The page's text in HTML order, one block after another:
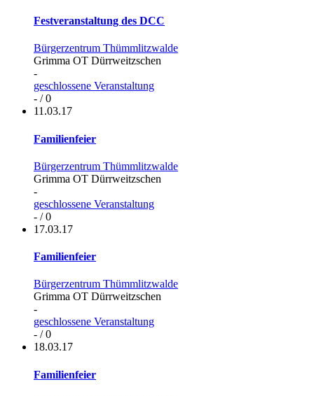
Festveranstaltung des DCC
Bürgerzentrum Thümmlitzwalde
Grimma OT Dürrweitzschen
-
geschlossene Veranstaltung
- / 0
11.03.17
Familienfeier
Bürgerzentrum Thümmlitzwalde
Grimma OT Dürrweitzschen
-
geschlossene Veranstaltung
- / 0
17.03.17
Familienfeier
Bürgerzentrum Thümmlitzwalde
Grimma OT Dürrweitzschen
-
geschlossene Veranstaltung
- / 0
18.03.17
Familienfeier